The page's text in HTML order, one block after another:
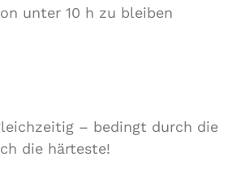
unter 10 h zu bleiben
– bedingt durch die
die härteste!